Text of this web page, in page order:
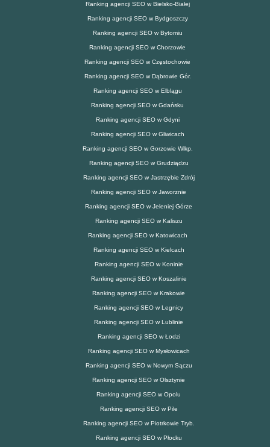
Ranking agencji SEO w Bielsko-Białej
Ranking agencji SEO w Bydgoszczy
Ranking agencji SEO w Bytomiu
Ranking agencji SEO w Chorzowie
Ranking agencji SEO w Częstochowie
Ranking agencji SEO w Dąbrowie Gór.
Ranking agencji SEO w Elblągu
Ranking agencji SEO w Gdańsku
Ranking agencji SEO w Gdyni
Ranking agencji SEO w Gliwicach
Ranking agencji SEO w Gorzowie Wlkp.
Ranking agencji SEO w Grudziądzu
Ranking agencji SEO w Jastrzębie Zdrój
Ranking agencji SEO w Jaworznie
Ranking agencji SEO w Jeleniej Górze
Ranking agencji SEO w Kaliszu
Ranking agencji SEO w Katowicach
Ranking agencji SEO w Kielcach
Ranking agencji SEO w Koninie
Ranking agencji SEO w Koszalinie
Ranking agencji SEO w Krakowie
Ranking agencji SEO w Legnicy
Ranking agencji SEO w Lublinie
Ranking agencji SEO w Łodzi
Ranking agencji SEO w Mysłowicach
Ranking agencji SEO w Nowym Sączu
Ranking agencji SEO w Olsztynie
Ranking agencji SEO w Opolu
Ranking agencji SEO w Pile
Ranking agencji SEO w Piotrkowie Tryb.
Ranking agencji SEO w Płocku